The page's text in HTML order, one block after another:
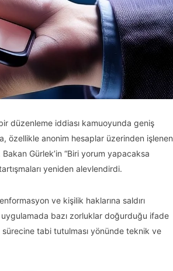
düzenleme iddiası kamuoyunda geniş
özellikle anonim hesaplar üzerinden işlenen
Gürlek’in “Biri yorum yapacaksa
yeniden alevlendirdi.
ve kişilik haklarına saldırı
uygulamada bazı zorluklar doğurduğu ifade
tabi tutulması yönünde teknik ve